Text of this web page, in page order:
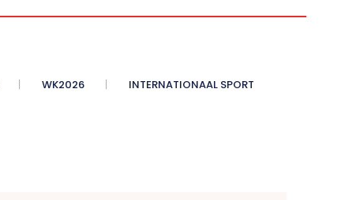
WK2026 INTERNATIONAAL SPORT